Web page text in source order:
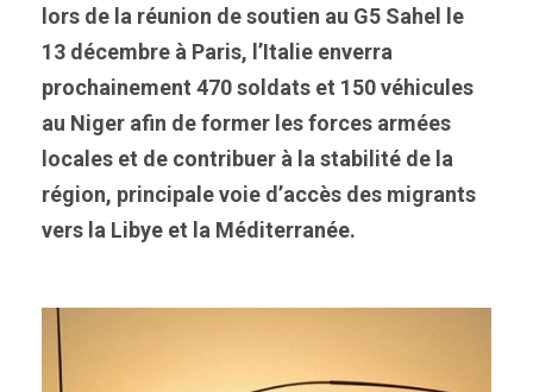
lors de la réunion de soutien au G5 Sahel le
13 décembre à Paris, l’Italie enverra
prochainement 470 soldats et 150 véhicules
au Niger afin de former les forces armées
locales et de contribuer à la stabilité de la
région, principale voie d’accès des migrants
vers la Libye et la Méditerranée.